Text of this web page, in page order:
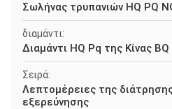
Σωλήνας τρυπανιών HQ PQ
διαμάντι:
Διαμάντι HQ Pq της Κίνας BQ
Σειρά:
Λεπτομέρειες της
εξερεύνησης